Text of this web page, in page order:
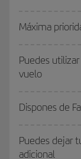
Máxima
Puedes
vuelo
Dispones de
Puedes dejar
adicional